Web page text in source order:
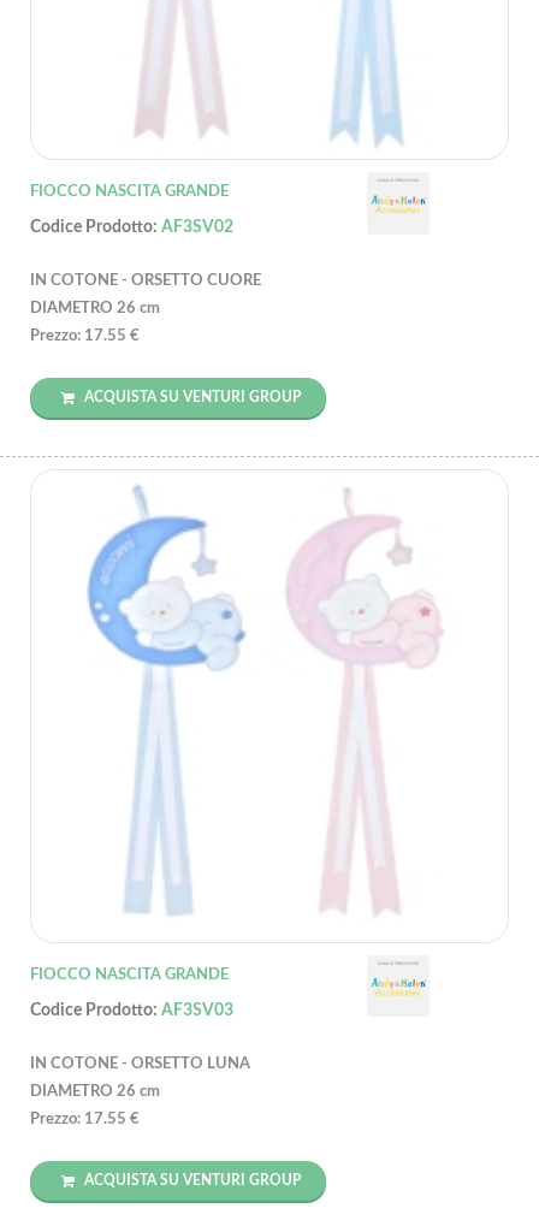
FIOCCO NASCITA GRANDE
Codice Prodotto: AF3SV02
IN COTONE - ORSETTO CUORE
DIAMETRO 26 cm
Prezzo: 17.55 €
ACQUISTA SU VENTURI GROUP
FIOCCO NASCITA GRANDE
Codice Prodotto: AF3SV03
IN COTONE - ORSETTO LUNA
DIAMETRO 26 cm
Prezzo: 17.55 €
ACQUISTA SU VENTURI GROUP